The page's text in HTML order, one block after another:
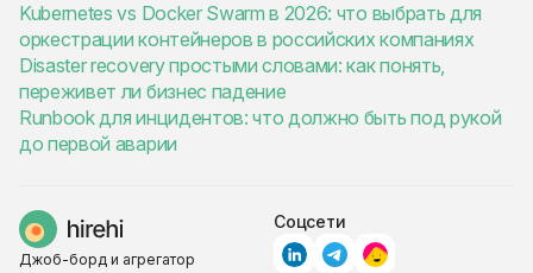
Kubernetes vs Docker Swarm в 2026: что выбрать для
оркестрации контейнеров в российских компаниях
Disaster recovery простыми словами: как понять,
переживет ли бизнес падение
Runbook для инцидентов: что должно быть под рукой
до первой аварии
Джоб-борд и агрегатор
Соцсети